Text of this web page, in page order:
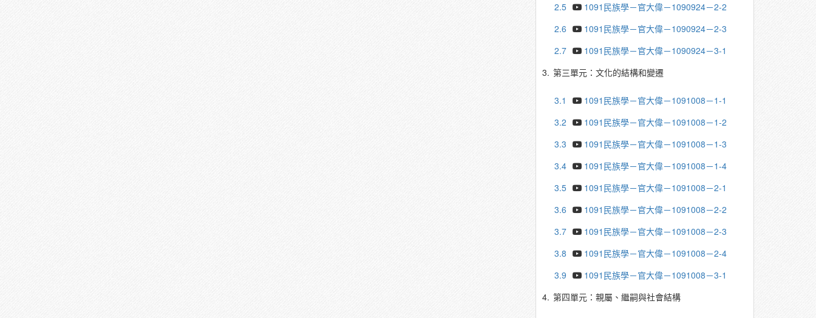
2.5
1091民族學－官大偉－1090924－2-2
2.6
1091民族學－官大偉－1090924－2-3
2.7
1091民族學－官大偉－1090924－3-1
3. 第三單元：文化的結構和變遷
3.1
1091民族學－官大偉－1091008－1-1
3.2
1091民族學－官大偉－1091008－1-2
3.3
1091民族學－官大偉－1091008－1-3
3.4
1091民族學－官大偉－1091008－1-4
3.5
1091民族學－官大偉－1091008－2-1
3.6
1091民族學－官大偉－1091008－2-2
3.7
1091民族學－官大偉－1091008－2-3
3.8
1091民族學－官大偉－1091008－2-4
3.9
1091民族學－官大偉－1091008－3-1
4. 第四單元：親屬、繼嗣與社會結構